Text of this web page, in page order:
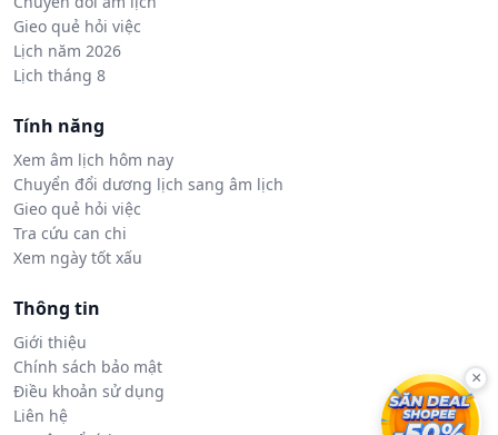
Gieo quẻ hỏi việc
Lịch năm 2026
Lịch tháng 8
Tính năng
Xem âm lịch hôm nay
Chuyển đổi dương lịch sang âm lịch
Gieo quẻ hỏi việc
Tra cứu can chi
Xem ngày tốt xấu
Thông tin
Giới thiệu
Chính sách bảo mật
Điều khoản sử dụng
Liên hệ
×